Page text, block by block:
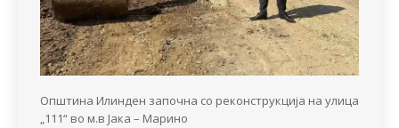
Општина Илинден започна со реконструкција на улица
„111“ во м.в Јака – Марино